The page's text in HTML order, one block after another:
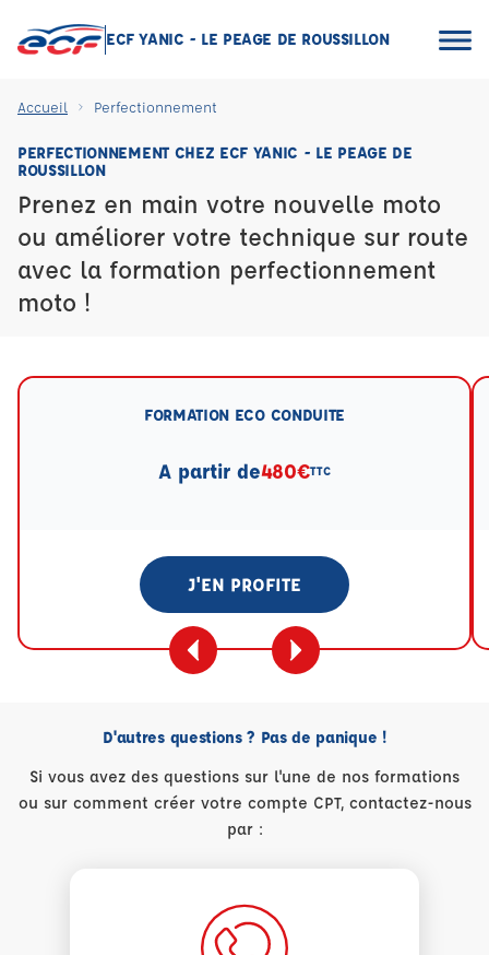
ECF YANIC - LE PEAGE DE ROUSSILLON
Accueil Perfectionnement
PERFECTIONNEMENT CHEZ ECF YANIC - LE PEAGE DE
ROUSSILLON
Prenez en main votre nouvelle moto
ou améliorer votre technique sur route
avec la formation perfectionnement
moto !
FORMATION ECO CONDUITE
A partir de480€TTC
J'EN PROFITE
D'autres questions ? Pas de panique !
Si vous avez des questions sur l'une de nos formations
ou sur comment créer votre compte CPT, contactez-nous
par :